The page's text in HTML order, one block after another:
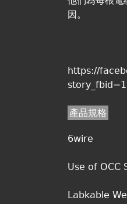
因。
https://
產品規格
6wire
Use of OCC
Labkable